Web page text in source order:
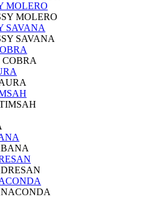
MOLERO
SAVANA